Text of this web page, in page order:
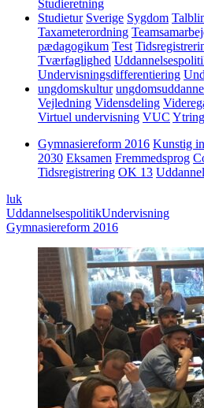
Studieretning
Studietur Sverige Sygdom
Taxameterordning
pædagogikum Test
Tværfaglighed
Undervisningsdifferentiering
ungdomskultur
Vejledning Vidensdeling
Virtuel undervisning VUC
Gymnasiereform 2016 Kunstig
2030 Eksamen Fremmedsprog
Tidsregistrering OK 13
luk
UddannelsespolitikUndervisning
Gymnasiereform 2016